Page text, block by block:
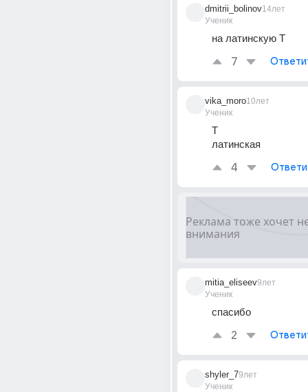
dmitrii_bolinov
Ученик
14лет
на латинскую T
7
vika_moro
Ученик
10лет
Т
латинская
4
mitia_eliseev
Ученик
9лет
спасибо
2
shyler_7
Ученик
9лет